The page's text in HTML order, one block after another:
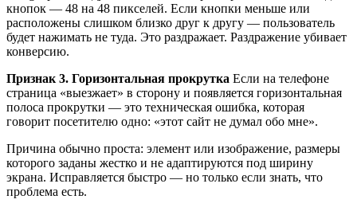
кнопок — 48 на 48 пикселей. Если кнопки меньше или
расположены слишком близко друг к другу — пользователь
будет нажимать не туда. Это раздражает. Раздражение убивает
конверсию.
Признак 3. Горизонтальная прокрутка Если на телефоне
страница «выезжает» в сторону и появляется горизонтальная
полоса прокрутки — это техническая ошибка, которая
говорит посетителю одно: «этот сайт не думал обо мне».
Причина обычно проста: элемент или изображение, размеры
которого заданы жестко и не адаптируются под ширину
экрана. Исправляется быстро — но только если знать, что
проблема есть.